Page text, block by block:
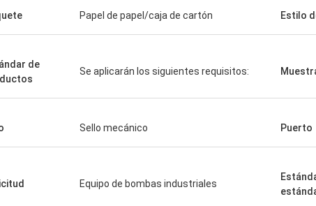
Papel de papel/caja de cartón Estilo
de
Se aplicarán los siguientes requisitos:
Sello mecánico Puerto
Equipo de bombas industriales